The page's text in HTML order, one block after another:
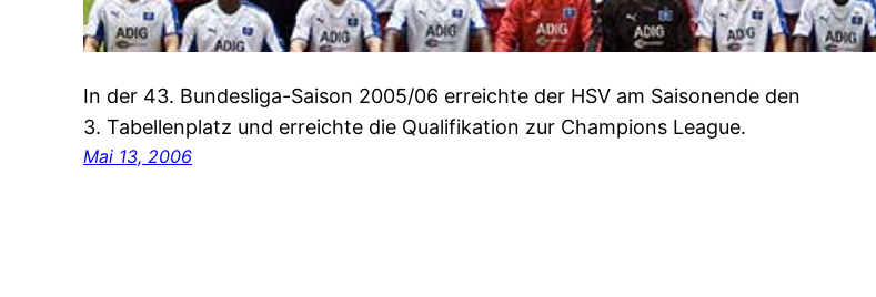
In der 43. Bundesliga-Saison 2005/06 erreichte der HSV am Saisonende den
3. Tabellenplatz und erreichte die Qualifikation zur Champions League.
Mai 13, 2006